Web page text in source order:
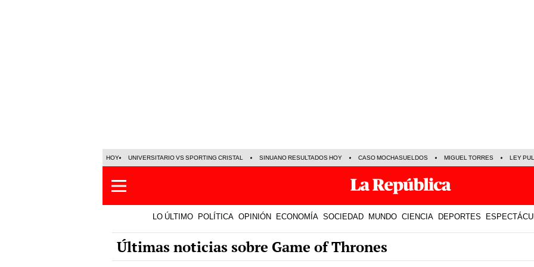
HOY UNIVERSITARIO VS SPORTING CRISTAL SINUANO RESULTADOS HOY CASO MOCHASUELDOS MIGUEL TORRES LEY
LO ÚLTIMO POLÍTICA OPINIÓN ECONOMÍA SOCIEDAD MUNDO CIENCIA DEPORTES
Últimas noticias sobre Game of Thrones